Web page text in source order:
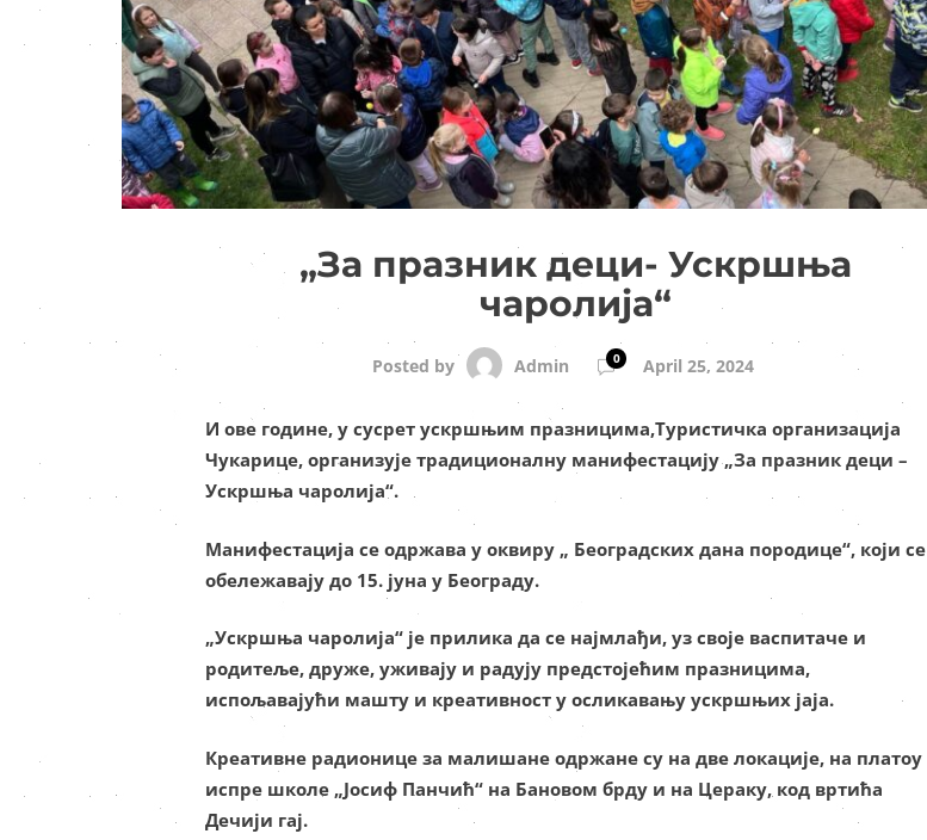
„За празник деци- Ускршња
чаролија“
Posted by Admin 0 April 25, 2024
И ове године, у сусрет ускршњим празницима,Туристичка организација
Чукарице, организује традиционалну манифестацију „За празник деци –
Ускршња чаролија“.
Манифестација се одржава у оквиру „ Београдских дана породице“, који се
обележавају до 15. јуна у Београду.
„Ускршња чаролија“ је прилика да се најмлађи, уз своје васпитаче и
родитеље, друже, уживају и радују предстојећим празницима,
испољавајући машту и креативност у осликавању ускршњих јаја.
Креативне радионице за малишане одржане су на две локације, на платоу
испре школе „Јосиф Панчић“ на Бановом брду и на Цераку, код вртића
Дечији гај.